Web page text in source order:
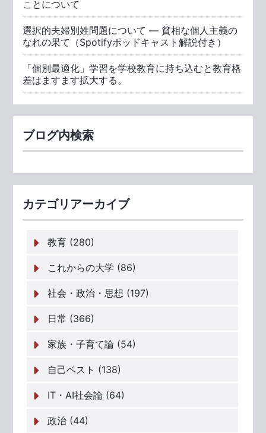
ことについて
選択的夫婦別姓問題について ― 貧相な個人主義の
なれの果て（Spotifyポッドキャスト解説付き）
「個別最適化」学習を学校教育に持ち込むと教育格
差はますます拡大する。
ブログ内検索
カテゴリアーカイブ
教育 (280)
これからの大学 (86)
社会・政治・思想 (197)
日常 (366)
家族・子育て論 (54)
自己ベスト (138)
IT・AI社会論 (64)
政治 (44)